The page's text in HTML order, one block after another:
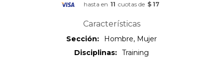
hasta en 11 cuotas de $ 17
Características
Sección
Hombre, Mujer
Disciplinas
Training